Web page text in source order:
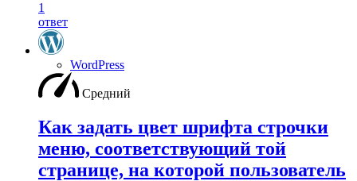
1
ответ
WordPress
Средний
Как задать цвет шрифта строчки
меню, соответствующий той
странице, на которой пользователь